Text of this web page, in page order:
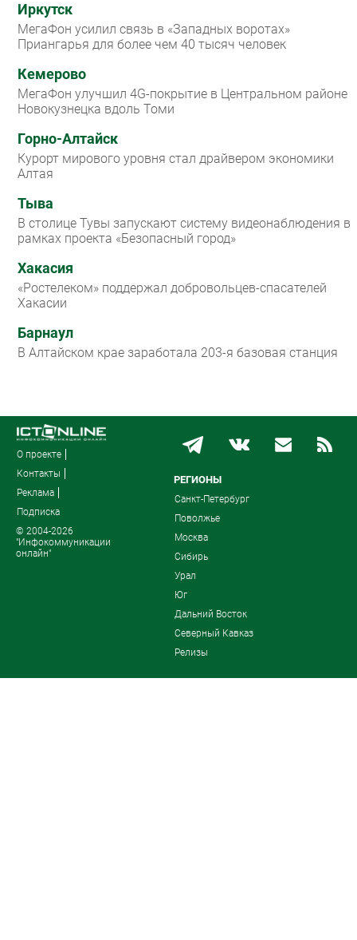
Иркутск
МегаФон усилил связь в «Западных воротах»
Приангарья для более чем 40 тысяч человек
Кемерово
МегаФон улучшил 4G-покрытие в Центральном районе
Новокузнецка вдоль Томи
Горно-Алтайск
Курорт мирового уровня стал драйвером экономики
Алтая
Тыва
В столице Тувы запускают систему видеонаблюдения в
рамках проекта «Безопасный город»
Хакасия
«Ростелеком» поддержал добровольцев-спасателей
Хакасии
Барнаул
В Алтайском крае заработала 203-я базовая станция
О проекте
Контакты
Реклама
Подписка
© 2004-2026
"Инфокоммуникации
онлайн"
РЕГИОНЫ
Санкт-Петербург
Поволжье
Москва
Сибирь
Урал
Юг
Дальний Восток
Северный Кавказ
Релизы